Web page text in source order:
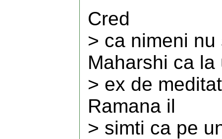
Cred
> ca nimeni
Maharshi ca la
> ex de
Ramana il
> simti ca pe